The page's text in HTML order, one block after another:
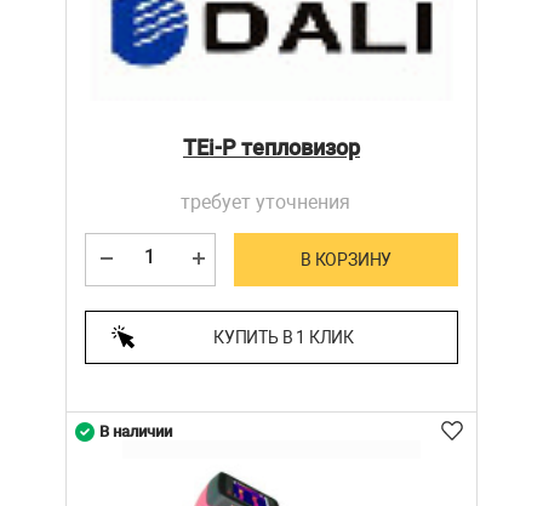
TEi-P тепловизор
требует уточнения
В КОРЗИНУ
КУПИТЬ В 1 КЛИК
В наличии